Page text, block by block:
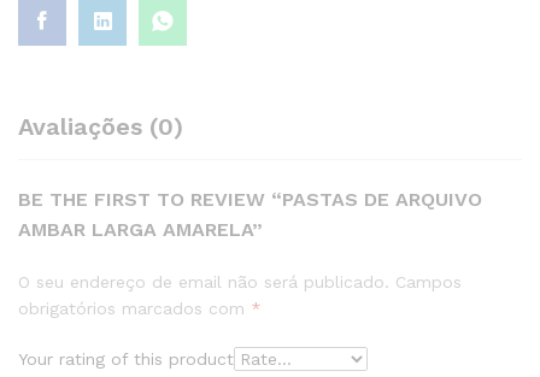
Avaliações (0)
BE THE FIRST TO REVIEW “PASTAS DE ARQUIVO
AMBAR LARGA AMARELA”
O seu endereço de email não será publicado. Campos
obrigatórios marcados com *
Your rating of this product